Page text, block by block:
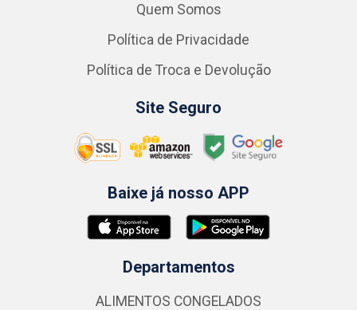
Quem Somos
Política de Privacidade
Política de Troca e Devolução
Site Seguro
Baixe já nosso APP
Departamentos
ALIMENTOS CONGELADOS